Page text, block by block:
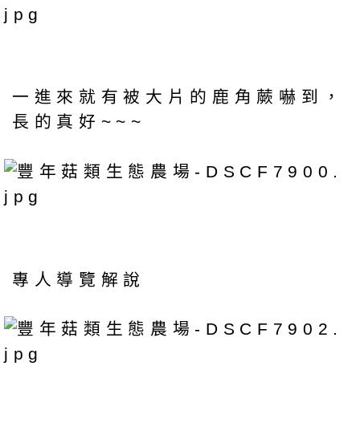
一進來就有被大片的鹿角蕨嚇到，
長的真好~~~
專人導覽解說